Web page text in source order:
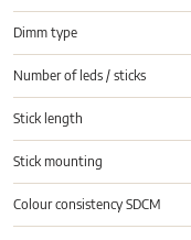
Dimm type
Number of leds / sticks
Stick length
Stick mounting
Colour consistency SDCM